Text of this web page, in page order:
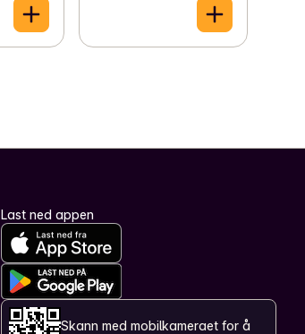
Last ned appen
Skann med mobilkameraet for å